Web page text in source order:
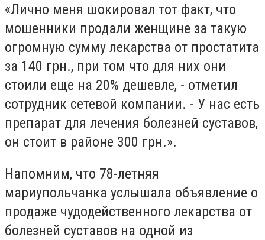
«Лично меня шокировал тот факт, что
мошенники продали женщине за такую
огромную сумму лекарства от простатита
за 140 грн., при том что для них они
стоили еще на 20% дешевле, - отметил
сотрудник сетевой компании. - У нас есть
препарат для лечения болезней суставов,
он стоит в районе 300 грн.».
Напомним, что 78-летняя
мариупольчанка услышала объявление о
продаже чудодейственного лекарства от
болезней суставов на одной из